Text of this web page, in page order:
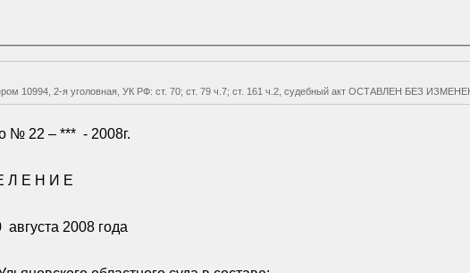
10994, 2-я уголовная, УК РФ: ст. 70; ст. 79 ч.7; ст. 161 ч.2, судебный акт ОСТАВЛЕН БЕЗ
№ 22 – *** - 2008г.
Л Е Н И Е
августа 2008 года